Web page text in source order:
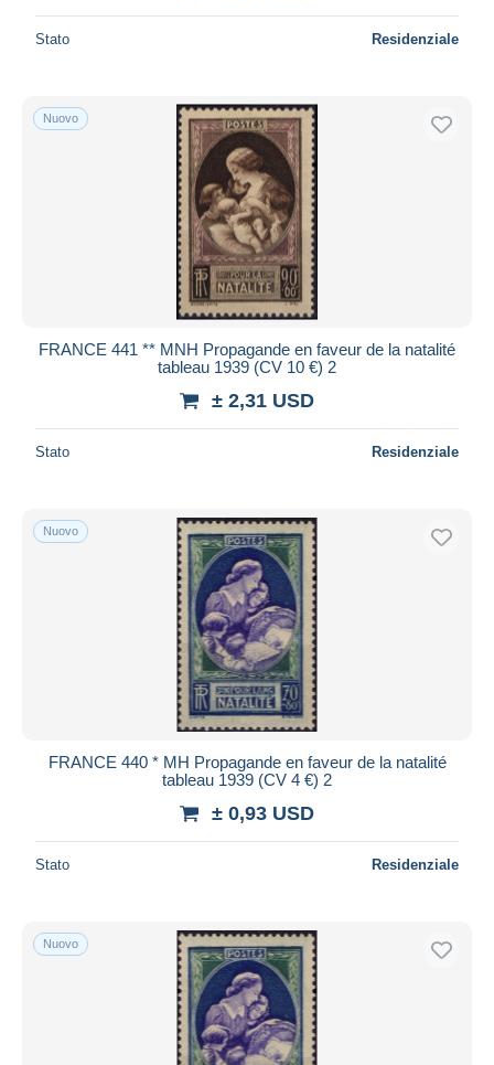
Stato Residenziale
Nuovo
FRANCE 441 ** MNH Propagande en faveur de la natalité
tableau 1939 (CV 10 €) 2
± 2,31 USD
Stato Residenziale
Nuovo
FRANCE 440 * MH Propagande en faveur de la natalité
tableau 1939 (CV 4 €) 2
± 0,93 USD
Stato Residenziale
Nuovo